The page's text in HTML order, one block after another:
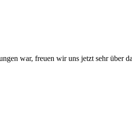
war, freuen wir uns jetzt sehr über